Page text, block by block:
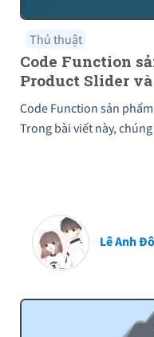
Thủ thuật
Code Function
Product Slider
Code Function sản
Trong bài viết này,
Lê Anh